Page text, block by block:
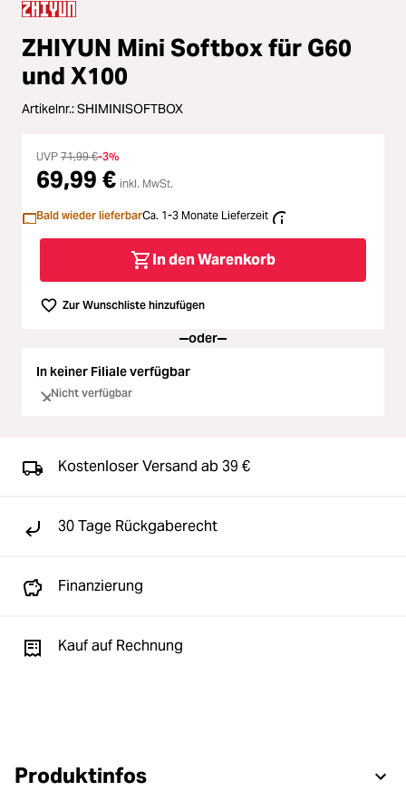
Zubehör
Loading...
Licht & Studio
Loading...
Bildbearbeitung
Loading...
Ferngläser
Loading...
Second Hand
Loading...
SALE
Loading...
ZHIYUN Mini Softbox für G60
und X100
Artikelnr.:SHIMINISOFTBOX
UVP 71,99 €-3%
69,99 € inkl. MwSt.
Bald wieder lieferbarCa. 1-3 Monate Lieferzeit
In den Warenkorb
Zur Wunschliste hinzufügen
oder
In keiner Filiale verfügbar
Nicht verfügbar
Kostenloser Versand ab 39 €
30 Tage Rückgaberecht
Finanzierung
Kauf auf Rechnung
Produktinfos